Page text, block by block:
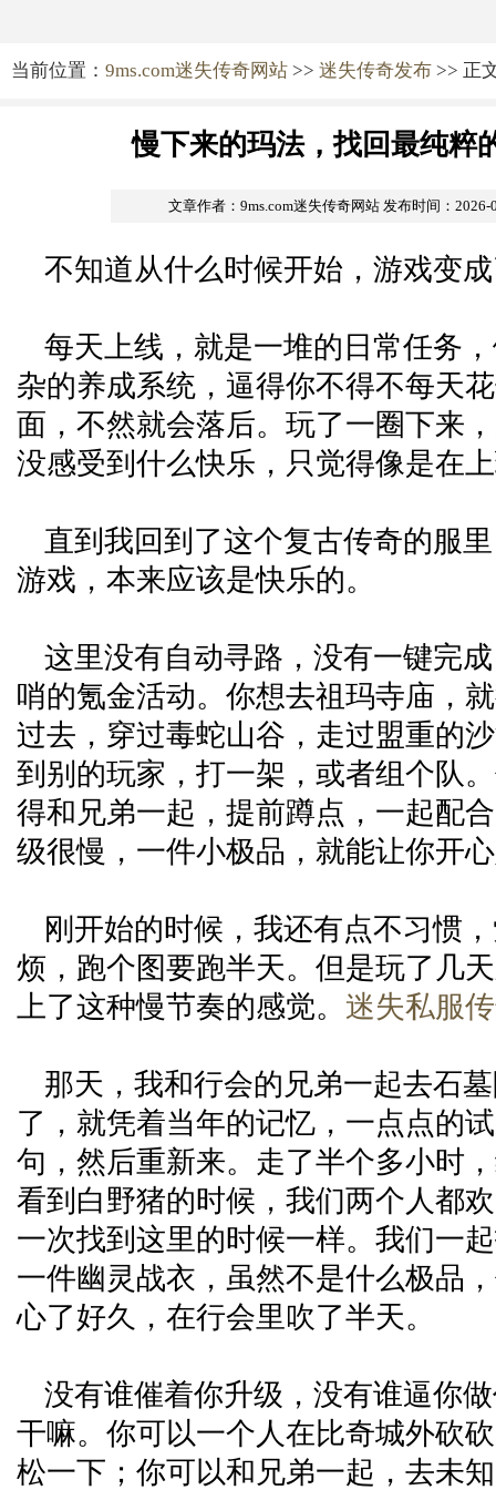
当前位置： 9ms.com迷失传奇网站 >> 迷失传奇发布 >> 正
慢下来的玛法，找回最纯粹
文章作者：9ms.com迷失传奇网站 发布时间：2026-
不知道从什么时候开始，游戏变
每天上线，就是一堆的日常任务
杂的养成系统，逼得你不得不每天
面，不然就会落后。玩了一圈下来
没感受到什么快乐，只觉得像是在
直到我回到了这个复古传奇的服
游戏，本来应该是快乐的。
这里没有自动寻路，没有一键完
哨的氪金活动。你想去祖玛寺庙，
过去，穿过毒蛇山谷，走过盟重的
到别的玩家，打一架，或者组个队
得和兄弟一起，提前蹲点，一起配
级很慢，一件小极品，就能让你开
刚开始的时候，我还有点不习惯
烦，跑个图要跑半天。但是玩了几
上了这种慢节奏的感觉。 迷失私服
那天，我和行会的兄弟一起去石
了，就凭着当年的记忆，一点点的
句，然后重新来。走了半个多小时
看到白野猪的时候，我们两个人都
一次找到这里的时候一样。我们一
一件幽灵战衣，虽然不是什么极品
心了好久，在行会里吹了半天。
没有谁催着你升级，没有谁逼你
干嘛。你可以一个人在比奇城外砍
松一下；你可以和兄弟一起，去未